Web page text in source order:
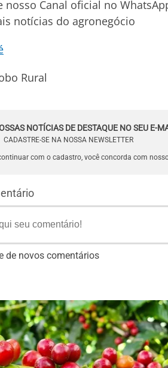
nosso Canal oficial no
notícias do agronegócio
Rural
NOTÍCIAS DE DESTAQUE NO SEU E-
CADASTRE-SE NA NOSSA NEWSLETTER
com o cadastro, você concorda com
de novos comentários